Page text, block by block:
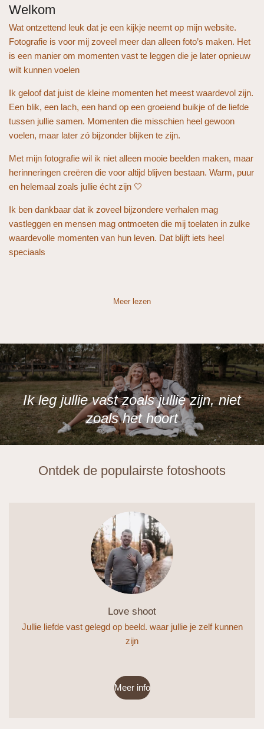
Welkom
Wat ontzettend leuk dat je een kijkje neemt op mijn website.
Fotografie is voor mij zoveel meer dan alleen foto’s maken. Het
is een manier om momenten vast te leggen die je later opnieuw
wilt kunnen voelen
Ik geloof dat juist de kleine momenten het meest waardevol zijn.
Een blik, een lach, een hand op een groeiend buikje of de liefde
tussen jullie samen. Momenten die misschien heel gewoon
voelen, maar later zó bijzonder blijken te zijn.
Met mijn fotografie wil ik niet alleen mooie beelden maken, maar
herinneringen creëren die voor altijd blijven bestaan. Warm, puur
en helemaal zoals jullie écht zijn 🤍
Ik ben dankbaar dat ik zoveel bijzondere verhalen mag
vastleggen en mensen mag ontmoeten die mij toelaten in zulke
waardevolle momenten van hun leven. Dat blijft iets heel
speciaals
Meer lezen
Ik leg jullie vast zoals jullie zijn, niet
zoals het hoort
Ontdek de populairste fotoshoots
Love shoot
Jullie liefde vast gelegd op beeld. waar jullie je zelf kunnen
zijn
Meer info